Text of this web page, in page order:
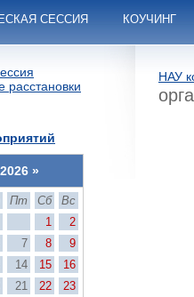
СЕССИЯ КОУЧИНГ
расстановки
»
Пт Сб
Вс
1
2
7 8
9
14 15
16
21 22
23
НАУ